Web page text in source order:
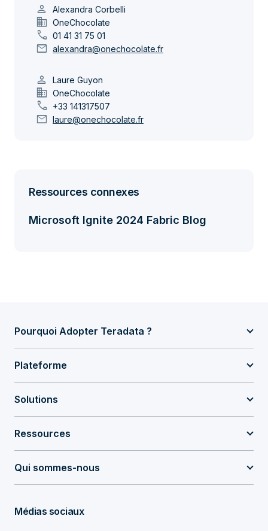
person Alexandra Corbelli
domain OneChocolate
call 01 41 31 75 01
mail alexandra@onechocolate.fr
person Laure Guyon
domain OneChocolate
call +33 141317507
mail laure@onechocolate.fr
Ressources connexes
Microsoft Ignite 2024 Fabric Blog
Pourquoi Adopter Teradata ?
Plateforme
Solutions
Ressources
Qui sommes-nous
Médias sociaux